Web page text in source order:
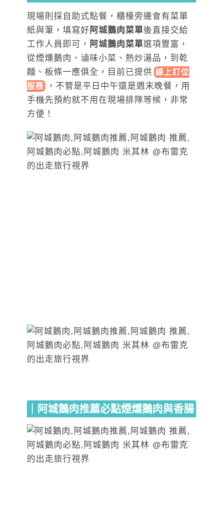
現場則採自助式點餐，櫃檯旁邊會有菜單
紙與筆，填寫好 阿城鵝肉菜單後直接交給
工作人員即可， 阿城鵝肉菜單選項豐富，
從煙燻鵝肉、滷味小菜、熱炒湯品，到乾
麵、板條一應俱全，目前已提供 線上訂位
服務
， 不管是平日中午還是週末晚餐，用
手機先預約就不用在現場排隊等候，非常
方便！
｜阿城鵝肉推薦必點煙燻鵝肉與香腸